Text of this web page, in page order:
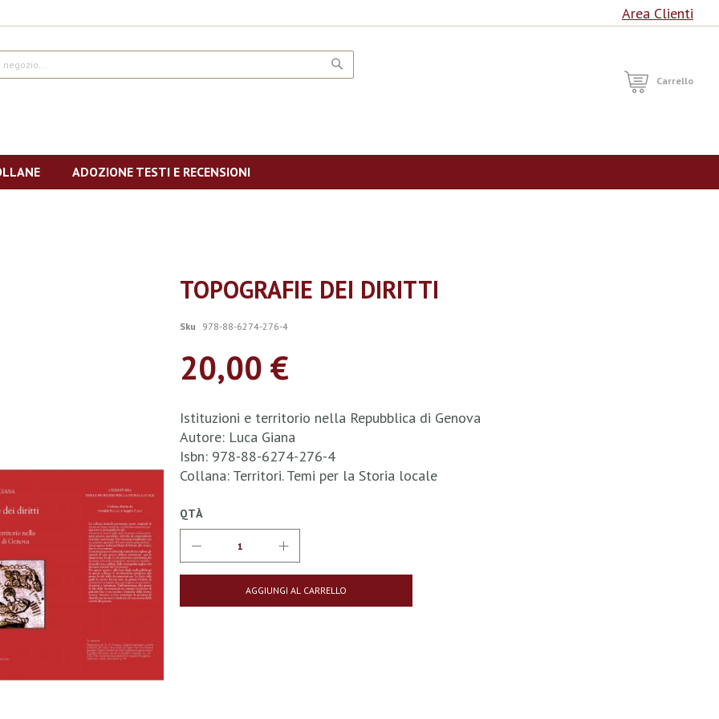
Area Clienti
Carrello
ADOZIONE TESTI E RECENSIONI
TOPOGRAFIE DEI DIRITTI
Sku 978-88-6274-276-4
20,00 €
Istituzioni e territorio nella Repubblica di Genova
Autore: Luca Giana
Isbn: 978-88-6274-276-4
Collana: Territori. Temi per la Storia locale
QTÀ
AGGIUNGI AL CARRELLO